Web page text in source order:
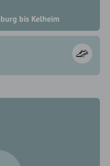
bis Kelheim